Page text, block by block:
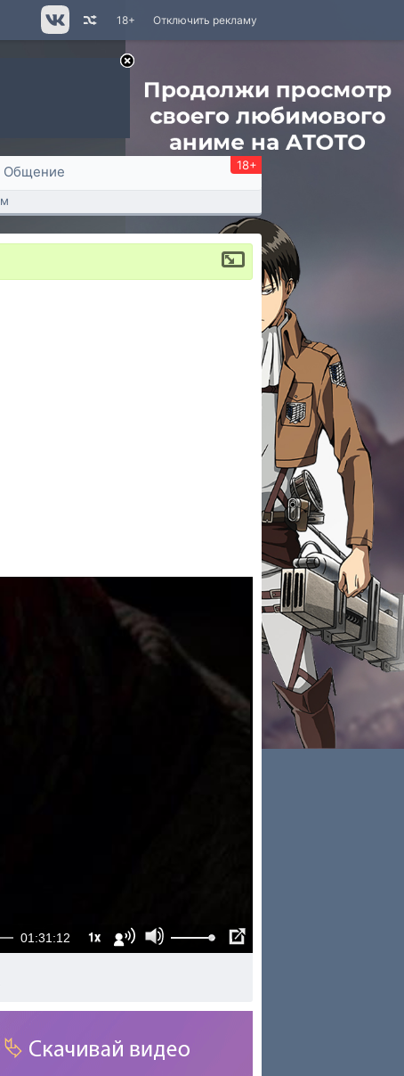
Отключить рекламу
18+
Общение 18+
01:31:12 1x